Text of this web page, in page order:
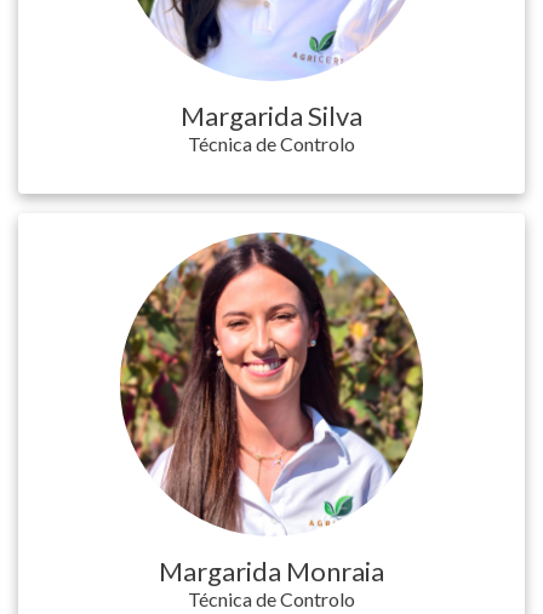
Margarida Silva
Técnica de Controlo
Margarida Monraia
Técnica de Controlo